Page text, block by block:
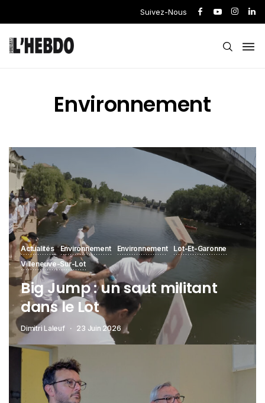
Suivez-Nous
Environnement
Actualités Environnement Environnement
Lot-Et-Garonne
Villeneuve-Sur-Lot
Big Jump : un saut militant
dans le Lot
Dimitri Laleuf 23 Juin 2026